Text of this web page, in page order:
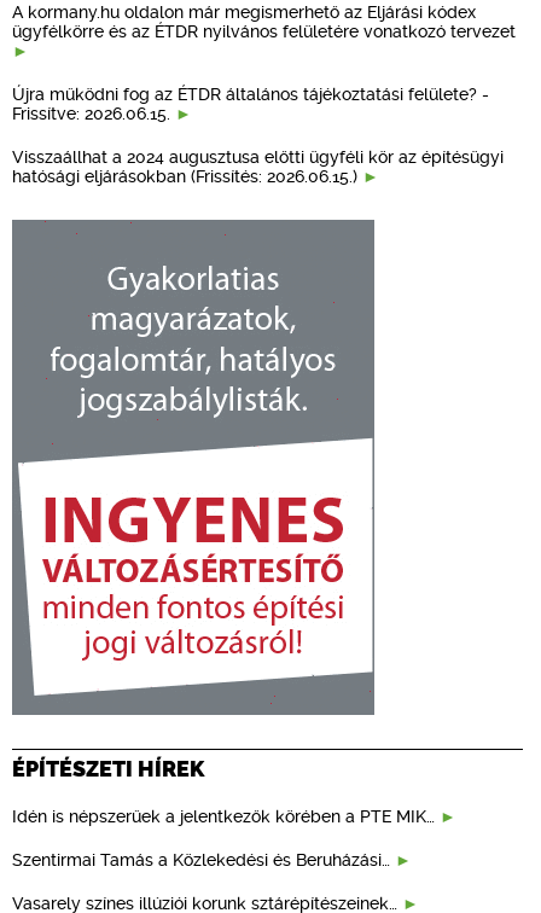
A kormany.hu oldalon már megismerhető az Eljárási kódex
ügyfélkörre és az ÉTDR nyilvános felületére vonatkozó tervezet
Újra működni fog az ÉTDR általános tájékoztatási felülete? -
Frissítve: 2026.06.15.
Visszaállhat a 2024 augusztusa előtti ügyféli kör az építésügyi
hatósági eljárásokban (Frissítés: 2026.06.15.)
ÉPÍTÉSZETI HÍREK
Idén is népszerűek a jelentkezők körében a PTE MIK…
Szentirmai Tamás a Közlekedési és Beruházási…
Vasarely színes illúziói korunk sztárépítészeinek…